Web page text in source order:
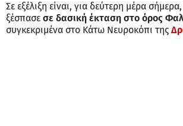
Σε εξέλιξη είναι, για δεύτερη μέρα
ξέσπασε σε δασική έκταση στο όρος
συγκεκριμένα στο Κάτω Νευροκόπι της